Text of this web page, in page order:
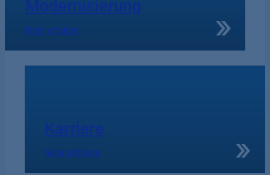
Modernisierung
Mehr erfahren
Karriere
Mehr erfahren